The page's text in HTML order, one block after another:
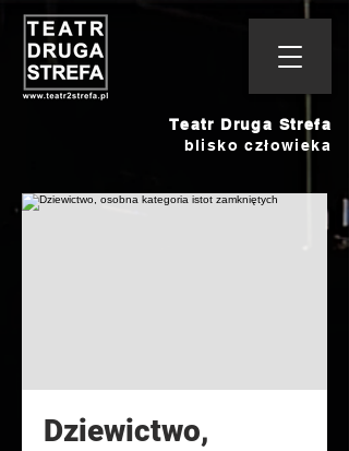
Teatr Druga Strefa
blisko człowieka
Dziewictwo,